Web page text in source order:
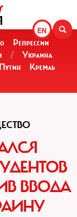
EN
Репрессии
/
Украина
Путин
Кремль
ВВОДА